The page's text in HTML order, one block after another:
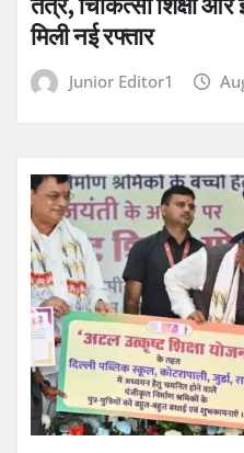
मिली नई रफ्तार
Junior Editor1